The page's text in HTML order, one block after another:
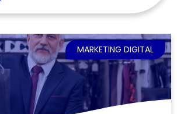
MARKETING DIGITAL